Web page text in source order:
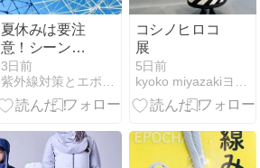
夏休みは要注
意！シーン
別・日焼け対
策
3日前
紫外線対策とエポカル
コシノヒロコ
展
5日前
kyoko miyazakiヨガと帽子のものがたり